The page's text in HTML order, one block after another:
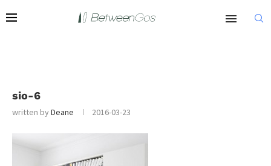
sio-6
written byDeane 2016-03-23